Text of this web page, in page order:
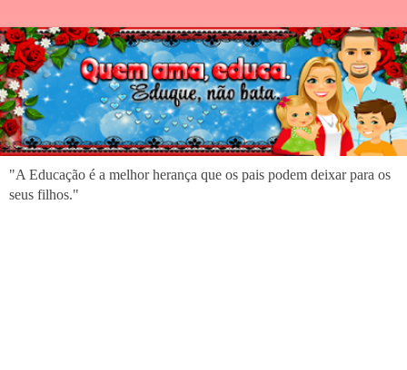
"A Educação é a melhor herança que os pais podem deixar para os
seus filhos."